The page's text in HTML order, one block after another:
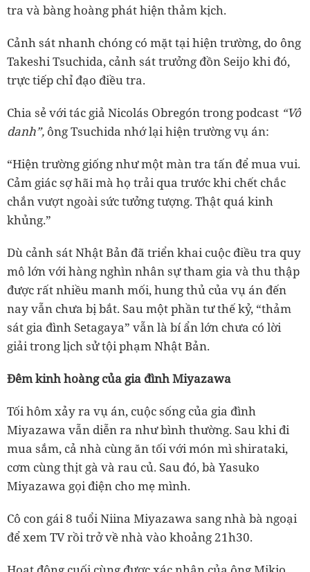
tra và bàng hoàng phát hiện thảm kịch.
Cảnh sát nhanh chóng có mặt tại hiện trường, do ông
Takeshi Tsuchida, cảnh sát trưởng đồn Seijo khi đó,
trực tiếp chỉ đạo điều tra.
Chia sẻ với tác giả Nicolás Obregón trong podcast “Vô
danh”, ông Tsuchida nhớ lại hiện trường vụ án:
“Hiện trường giống như một màn tra tấn để mua vui.
Cảm giác sợ hãi mà họ trải qua trước khi chết chắc
chắn vượt ngoài sức tưởng tượng. Thật quá kinh
khủng.”
Dù cảnh sát Nhật Bản đã triển khai cuộc điều tra quy
mô lớn với hàng nghìn nhân sự tham gia và thu thập
được rất nhiều manh mối, hung thủ của vụ án đến
nay vẫn chưa bị bắt. Sau một phần tư thế kỷ, “thảm
sát gia đình Setagaya” vẫn là bí ẩn lớn chưa có lời
giải trong lịch sử tội phạm Nhật Bản.
Đêm kinh hoàng của gia đình Miyazawa
Tối hôm xảy ra vụ án, cuộc sống của gia đình
Miyazawa vẫn diễn ra như bình thường. Sau khi đi
mua sắm, cả nhà cùng ăn tối với món mì shirataki,
cơm cùng thịt gà và rau củ. Sau đó, bà Yasuko
Miyazawa gọi điện cho mẹ mình.
Cô con gái 8 tuổi Niina Miyazawa sang nhà bà ngoại
để xem TV rồi trở về nhà vào khoảng 21h30.